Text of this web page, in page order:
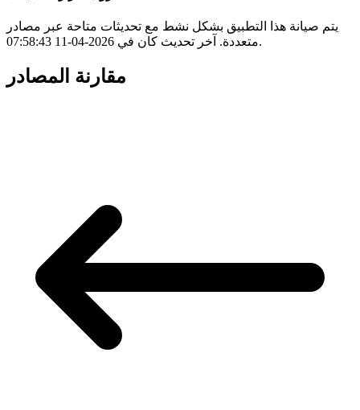
يتم صيانة هذا التطبيق بشكل نشط مع تحديثات متاحة عبر مصادر
متعددة. آخر تحديث كان في 2026-04-11 07:58:43.
مقارنة المصادر